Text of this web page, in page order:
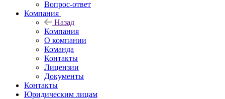
Вопрос-ответ
Компания
Назад
Компания
О компании
Команда
Контакты
Лицензии
Документы
Контакты
Юридическим лицам